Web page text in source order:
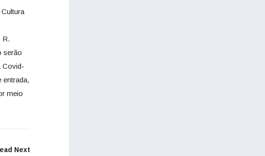
R.
serão
Covid-
entrada,
meio
Next